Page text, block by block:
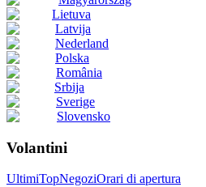
Lietuva
Latvija
Nederland
Polska
România
Srbija
Sverige
Slovensko
Volantini
UltimiTopNegoziOrari di apertura